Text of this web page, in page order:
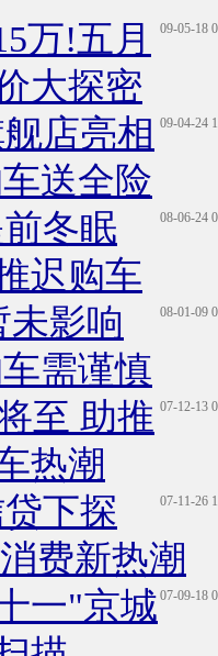
09-05-18
万!五月
大探密
09-04-24
店亮相
送全险
08-06-24
冬眠
迟购车
08-01-09
影响
需谨慎
07-12-13
至 助推
热潮
07-11-26
下探
费新热潮
07-09-18
一"京城